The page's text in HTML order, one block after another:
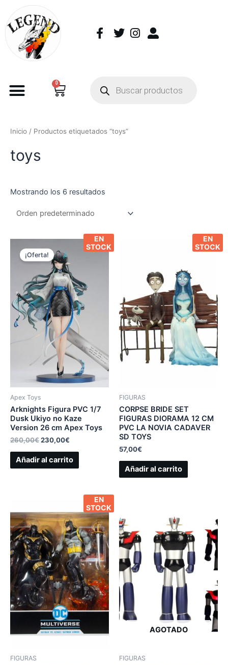
0
Inicio / Productos etiquetados “toys”
toys
Mostrando los 6 resultados
EN
STOCK
¡Oferta!
Apex Toys
Arknights Figura PVC 1/7
Dusk Ukiyo no Kaze
Version 26 cm Apex Toys
260,00€230,00€
Añadir al carrito
EN
STOCK
FIGURAS
CORPSE BRIDE SET
FIGURAS DIORAMA 12 CM
PVC LA NOVIA CADAVER
SD TOYS
57,00€
Añadir al carrito
EN
STOCK
FIGURAS
AGOTADO
FIGURAS